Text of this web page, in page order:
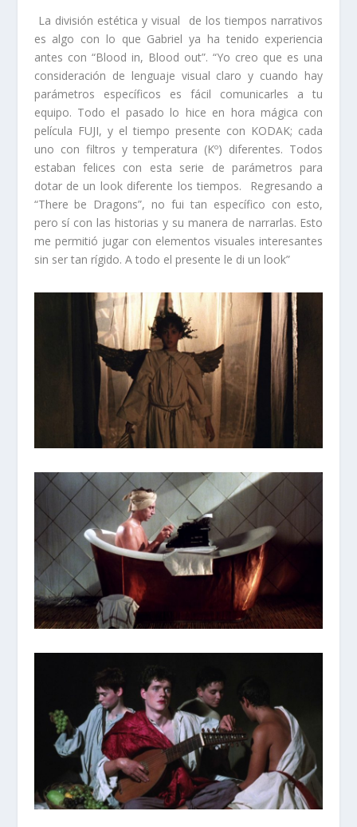
La división estética y visual de los tiempos narrativos
es algo con lo que Gabriel ya ha tenido experiencia
antes con “Blood in, Blood out”. “Yo creo que es una
consideración de lenguaje visual claro y cuando hay
parámetros específicos es fácil comunicarles a tu
equipo. Todo el pasado lo hice en hora mágica con
película FUJI, y el tiempo presente con KODAK; cada
uno con filtros y temperatura (Kº) diferentes. Todos
estaban felices con esta serie de parámetros para
dotar de un look diferente los tiempos. Regresando a
“There be Dragons”, no fui tan específico con esto,
pero sí con las historias y su manera de narrarlas. Esto
me permitió jugar con elementos visuales interesantes
sin ser tan rígido. A todo el presente le di un look”